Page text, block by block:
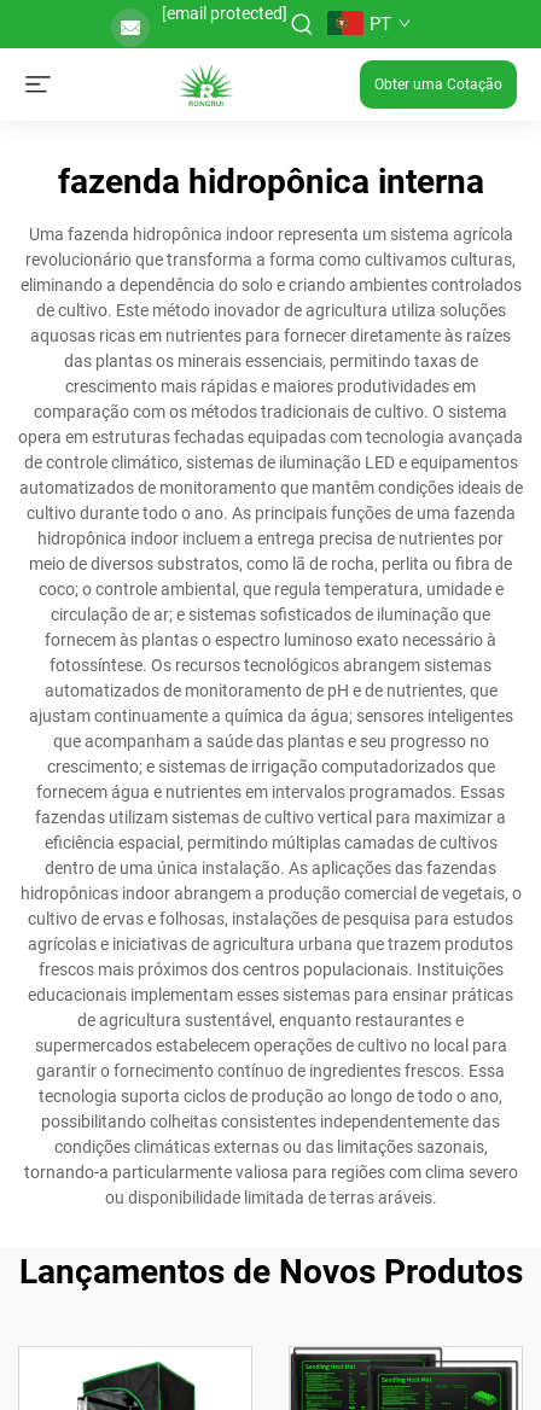
[email protected] PT
Obter uma Cotação
fazenda hidropônica interna
Uma fazenda hidropônica indoor representa um sistema agrícola
revolucionário que transforma a forma como cultivamos culturas,
eliminando a dependência do solo e criando ambientes controlados
de cultivo. Este método inovador de agricultura utiliza soluções
aquosas ricas em nutrientes para fornecer diretamente às raízes
das plantas os minerais essenciais, permitindo taxas de
crescimento mais rápidas e maiores produtividades em
comparação com os métodos tradicionais de cultivo. O sistema
opera em estruturas fechadas equipadas com tecnologia avançada
de controle climático, sistemas de iluminação LED e equipamentos
automatizados de monitoramento que mantêm condições ideais de
cultivo durante todo o ano. As principais funções de uma fazenda
hidropônica indoor incluem a entrega precisa de nutrientes por
meio de diversos substratos, como lã de rocha, perlita ou fibra de
coco; o controle ambiental, que regula temperatura, umidade e
circulação de ar; e sistemas sofisticados de iluminação que
fornecem às plantas o espectro luminoso exato necessário à
fotossíntese. Os recursos tecnológicos abrangem sistemas
automatizados de monitoramento de pH e de nutrientes, que
ajustam continuamente a química da água; sensores inteligentes
que acompanham a saúde das plantas e seu progresso no
crescimento; e sistemas de irrigação computadorizados que
fornecem água e nutrientes em intervalos programados. Essas
fazendas utilizam sistemas de cultivo vertical para maximizar a
eficiência espacial, permitindo múltiplas camadas de cultivos
dentro de uma única instalação. As aplicações das fazendas
hidropônicas indoor abrangem a produção comercial de vegetais, o
cultivo de ervas e folhosas, instalações de pesquisa para estudos
agrícolas e iniciativas de agricultura urbana que trazem produtos
frescos mais próximos dos centros populacionais. Instituições
educacionais implementam esses sistemas para ensinar práticas
de agricultura sustentável, enquanto restaurantes e
supermercados estabelecem operações de cultivo no local para
garantir o fornecimento contínuo de ingredientes frescos. Essa
tecnologia suporta ciclos de produção ao longo de todo o ano,
possibilitando colheitas consistentes independentemente das
condições climáticas externas ou das limitações sazonais,
tornando-a particularmente valiosa para regiões com clima severo
ou disponibilidade limitada de terras aráveis.
Lançamentos de Novos Produtos